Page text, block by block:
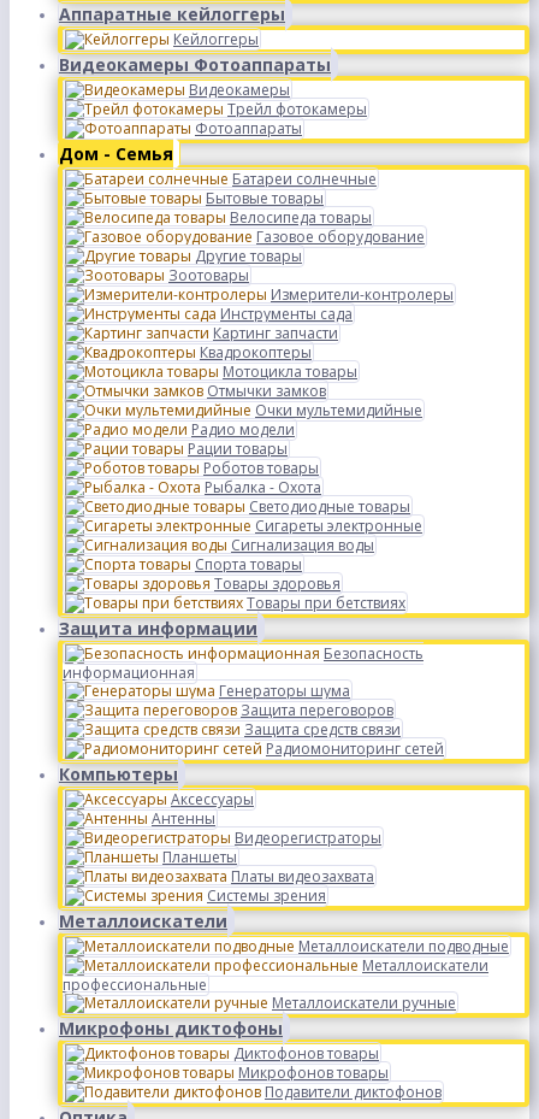
Аппаратные кейлоггеры
Кейлоггеры
Видеокамеры Фотоаппараты
Видеокамеры
Трейл фотокамеры
Фотоаппараты
Дом - Семья
Батареи солнечные
Бытовые товары
Велосипеда товары
Газовое оборудование
Другие товары
Зоотовары
Измерители-контролеры
Инструменты сада
Картинг запчасти
Квадрокоптеры
Мотоцикла товары
Отмычки замков
Очки мультемидийные
Радио модели
Рации товары
Роботов товары
Рыбалка - Охота
Светодиодные товары
Сигареты электронные
Сигнализация воды
Спорта товары
Товары здоровья
Товары при бетствиях
Защита информации
Безопасность
информационная
Генераторы шума
Защита переговоров
Защита средств связи
Радиомониторинг сетей
Компьютеры
Аксессуары
Антенны
Видеорегистраторы
Планшеты
Платы видеозахвата
Системы зрения
Металлоискатели
Металлоискатели подводные
Металлоискатели
профессиональные
Металлоискатели ручные
Микрофоны диктофоны
Диктофонов товары
Микрофонов товары
Подавители диктофонов